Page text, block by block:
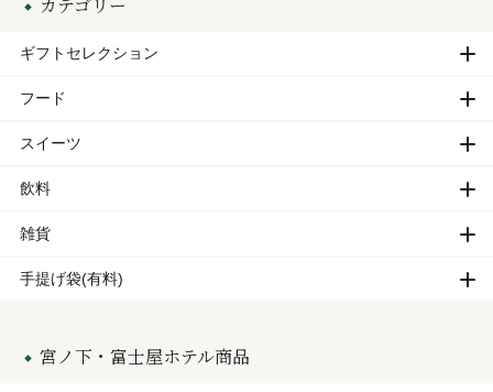
カテゴリー
ギフトセレクション
フード
スイーツ
飲料
雑貨
手提げ袋(有料)
宮ノ下・富士屋ホテル商品